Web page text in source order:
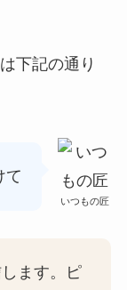
下記の通り
いつもの匠
て
ます。ピ